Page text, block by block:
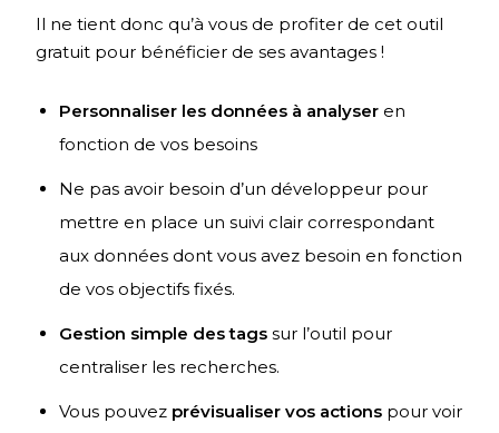
Il ne tient donc qu’à vous de profiter de cet outil
gratuit pour bénéficier de ses avantages !
Personnaliser les données à analyser en
fonction de vos besoins
Ne pas avoir besoin d’un développeur pour
mettre en place un suivi clair correspondant
aux données dont vous avez besoin en fonction
de vos objectifs fixés.
Gestion simple des tags sur l’outil pour
centraliser les recherches.
Vous pouvez prévisualiser vos actions pour voir